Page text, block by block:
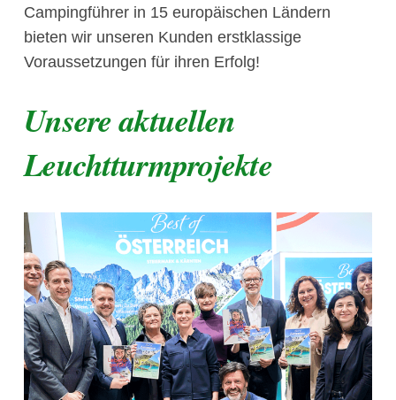
Campingführer in 15 europäischen Ländern
bieten wir unseren Kunden erstklassige
Voraussetzungen für ihren Erfolg!
Unsere aktuellen
Leuchtturmprojekte